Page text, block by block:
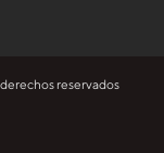
reservados